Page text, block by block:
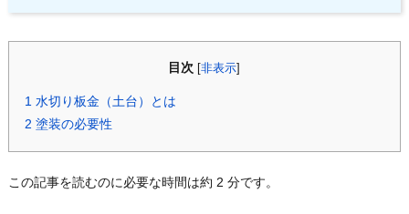
目次 [非表示
1 水切り板金（土台）とは
2 塗装の必要性
この記事を読むのに必要な時間は約 2 分です。